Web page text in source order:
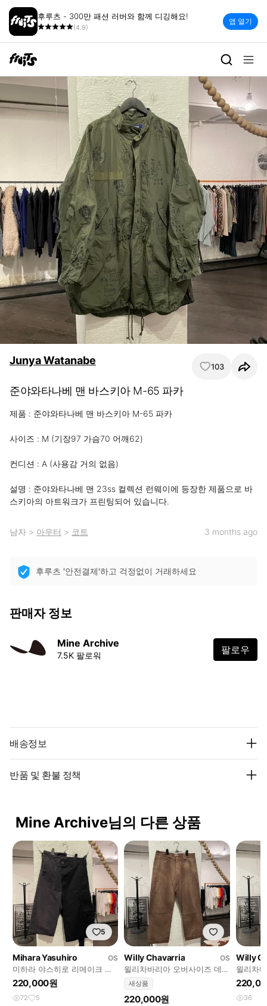
후루츠 - 300만 패션 러버와 함께 디깅해요!
(4.9)
앱 열기
Junya Watanabe 103
준야와타나베 맨 바스키아 M-65 파카
제품 : 준야와타나베 맨 바스키아 M-65 파카
사이즈 : M (기장97 가슴70 어깨62)
컨디션 : A (사용감 거의 없음)
설명 : 준야와타나베 맨 23ss 컬렉션 런웨이에 등장한 제품으로 바
스키아의 아트워크가 프린팅되어 있습니다.
남자 > 아우터 > 코트 3 months ago
후루츠 '안전결제'하고 걱정없이 거래하세요
판매자 정보
Mine Archive
7.5K 팔로워 팔로우
배송정보
반품 및 환불 정책
Mine Archive님의 다른 상품
5
Mihara Yasuhiro
OS
미하라 야스히로 리메이크 하
카마 팬츠
220,000원
72 5
Willy Chavarria
OS
윌리차바리아 오버사이즈 데님
팬츠
새상품
220,000원
Willy
윌리차
팬츠
36